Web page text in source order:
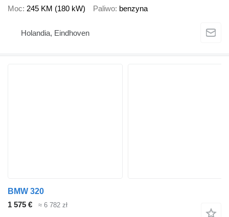
Moc 245 KM (180 kW) Paliwo benzyna
Holandia, Eindhoven
BMW 320
1 575 €
≈ 6 782 zł